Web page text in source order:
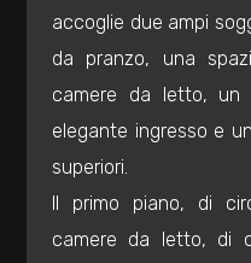
accoglie due ampi
da pranzo, una
camere da letto, un
elegante ingresso e
superiori.
Il primo piano, di
camere da letto, di
Locali
minimi